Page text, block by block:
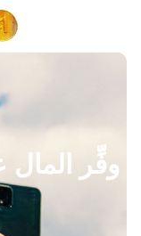
وفِّر المال